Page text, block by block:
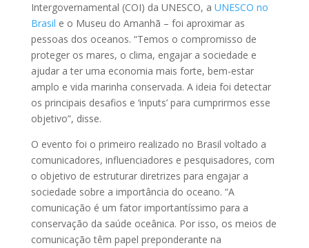
Intergovernamental (COI) da UNESCO, a UNESCO no
Brasil e o Museu do Amanhã – foi aproximar as
pessoas dos oceanos. “Temos o compromisso de
proteger os mares, o clima, engajar a sociedade e
ajudar a ter uma economia mais forte, bem-estar
amplo e vida marinha conservada. A ideia foi detectar
os principais desafios e ‘inputs’ para cumprirmos esse
objetivo”, disse.
O evento foi o primeiro realizado no Brasil voltado a
comunicadores, influenciadores e pesquisadores, com
o objetivo de estruturar diretrizes para engajar a
sociedade sobre a importância do oceano. “A
comunicação é um fator importantíssimo para a
conservação da saúde oceânica. Por isso, os meios de
comunicação têm papel preponderante na